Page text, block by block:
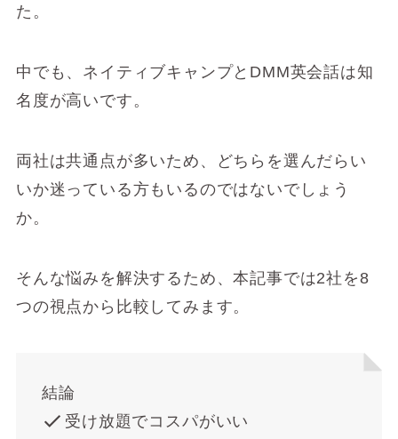
た。
中でも、ネイティブキャンプとDMM英会話は知
名度が高いです。
両社は共通点が多いため、どちらを選んだらい
いか迷っている方もいるのではないでしょう
か。
そんな悩みを解決するため、本記事では2社を8
つの視点から比較してみます。
結論
受け放題でコスパがいい